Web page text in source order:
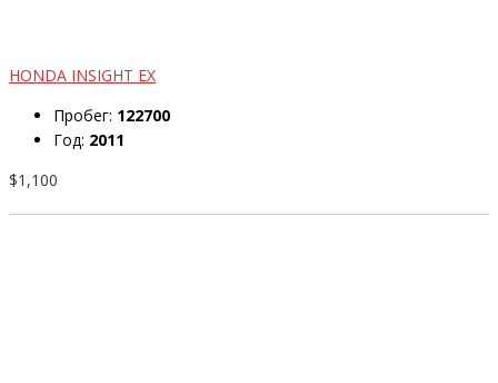
HONDA INSIGHT EX
Пробег: 122700
Год: 2011
$1,100